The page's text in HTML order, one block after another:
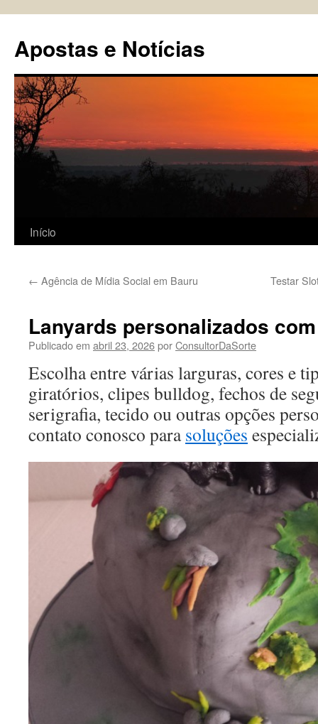
conteúdo
Apostas e Notícias
Início
← Agência de Mídia Social em Bauru Testar
Lanyards personalizados
Publicado em abril 23, 2026porConsultorDaSorte
Escolha entre várias larguras, cores e
giratórios, clipes bulldog, fechos de
serigrafia, tecido ou outras opções
contato conosco parasoluções